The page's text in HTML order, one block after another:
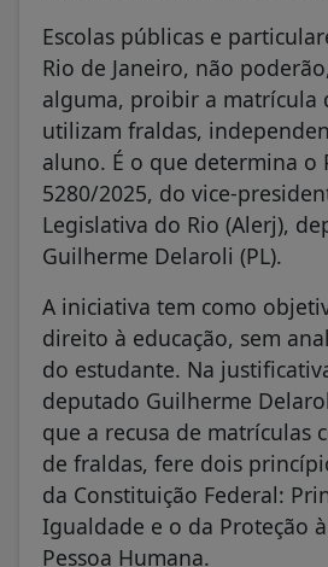
Escolas públicas e
Rio de Janeiro, não
alguma, proibir a matrícula
utilizam fraldas,
aluno. É o que determina o
5280/2025, do vice-
Legislativa do Rio (Alerj),
Guilherme Delaroli (PL).
A iniciativa tem como
direito à educação, sem
do estudante. Na
deputado Guilherme
que a recusa de matrículas
de fraldas, fere dois
da Constituição Federal:
Igualdade e o da Proteção
Pessoa Humana.